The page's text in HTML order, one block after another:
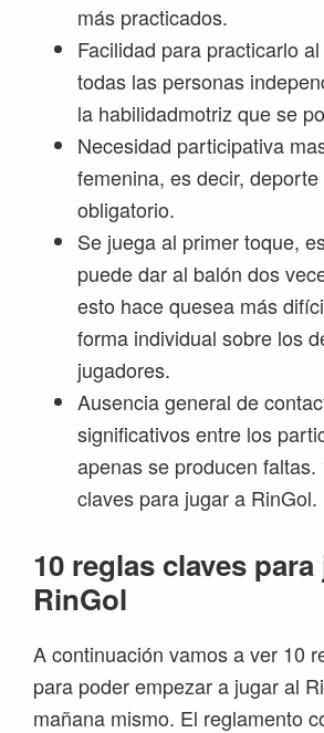
más practicados.
Facilidad para practicarlo
todas las personas
la habilidadmotriz que se
Necesidad participativa
femenina, es decir, deporte
obligatorio.
Se juega al primer toque,
puede dar al balón dos
esto hace quesea más
forma individual sobre los
jugadores.
Ausencia general de
significativos entre los
apenas se producen faltas.
claves para jugar a RinGol.
10 reglas claves
RinGol
A continuación vamos a ver 10
para poder empezar a jugar al
mañana mismo. El reglamento